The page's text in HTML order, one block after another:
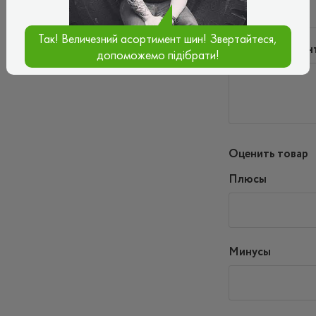
Введите
Оценить товар
Плюсы
Минусы
Так! Величезний асортимент шин! Звертайтеся,
допоможемо підібрати!